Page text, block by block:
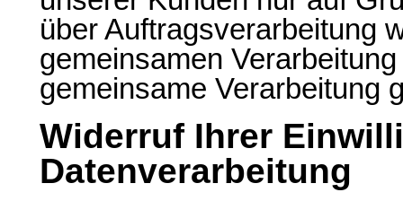
über Auftragsverarbeitung
gemeinsamen
gemeinsame Verarbeitung
Widerruf Ihrer
Datenverarbeitung